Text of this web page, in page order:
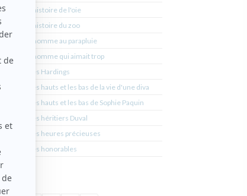
L'histoire de l'oie
L'histoire du zoo
L'homme au parapluie
L'homme qui aimait trop
Les Hardings
Les hauts et les bas de la vie d'une diva
Les hauts et les bas de Sophie Paquin
Les héritiers Duval
Les heures précieuses
Les honorables